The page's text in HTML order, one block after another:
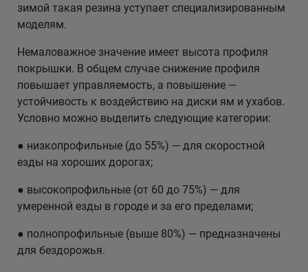
зимой такая резина уступает специализированным
моделям.
Немаловажное значение имеет высота профиля
покрышки. В общем случае снижение профиля
повышает управляемость, а повышение —
устойчивость к воздействию на диски ям и ухабов.
Условно можно выделить следующие категории:
● низкопрофильные (до 55%) — для скоростной
езды на хороших дорогах;
● высокопрофильные (от 60 до 75%) — для
умеренной езды в городе и за его пределами;
● полнопрофильные (выше 80%) — предназначены
для бездорожья.